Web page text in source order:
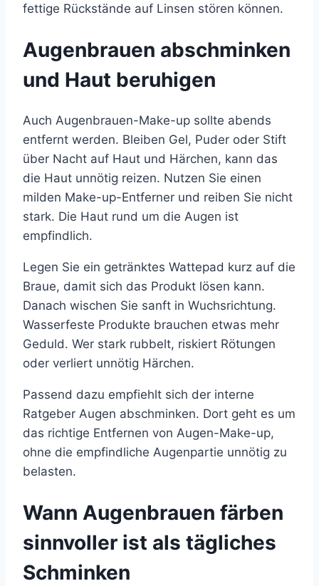
fettige Rückstände auf Linsen stören können.
Augenbrauen abschminken
und Haut beruhigen
Auch Augenbrauen-Make-up sollte abends
entfernt werden. Bleiben Gel, Puder oder Stift
über Nacht auf Haut und Härchen, kann das
die Haut unnötig reizen. Nutzen Sie einen
milden Make-up-Entferner und reiben Sie nicht
stark. Die Haut rund um die Augen ist
empfindlich.
Legen Sie ein getränktes Wattepad kurz auf die
Braue, damit sich das Produkt lösen kann.
Danach wischen Sie sanft in Wuchsrichtung.
Wasserfeste Produkte brauchen etwas mehr
Geduld. Wer stark rubbelt, riskiert Rötungen
oder verliert unnötig Härchen.
Passend dazu empfiehlt sich der interne
Ratgeber Augen abschminken. Dort geht es um
das richtige Entfernen von Augen-Make-up,
ohne die empfindliche Augenpartie unnötig zu
belasten.
Wann Augenbrauen färben
sinnvoller ist als tägliches
Schminken